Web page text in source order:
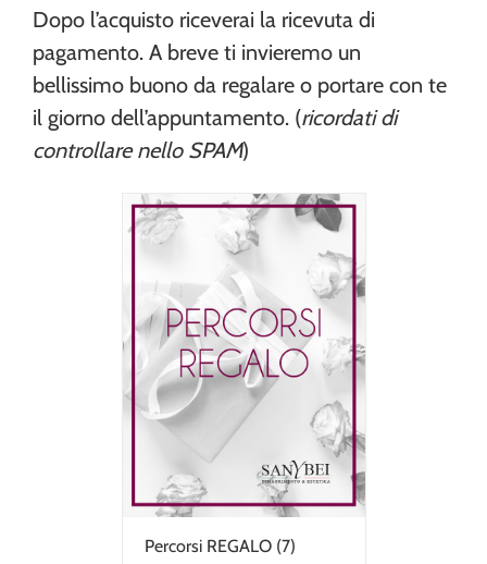
Dopo l’acquisto riceverai la ricevuta di
pagamento. A breve ti invieremo un
bellissimo buono da regalare o portare con te
il giorno dell’appuntamento. (ricordati di
controllare nello SPAM)
Percorsi REGALO (7)